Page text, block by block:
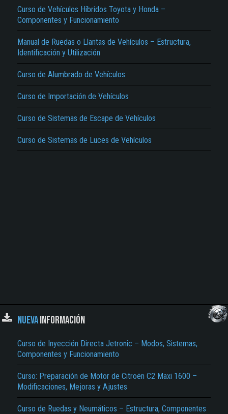
Curso de Vehículos Híbridos Toyota y Honda –
Componentes y Funcionamiento
Manual de Ruedas o Llantas de Vehículos – Estructura,
Identificación y Utilización
Curso de Alumbrado de Vehículos
Curso de Importación de Vehículos
Curso de Sistemas de Escape de Vehículos
Curso de Sistemas de Luces de Vehículos
NUEVAINFORMACIÓN
Curso de Inyección Directa Jetronic – Modos, Sistemas,
Componentes y Funcionamiento
Curso: Preparación de Motor de Citroën C2 Maxi 1600 –
Modificaciones, Mejoras y Ajustes
Curso de Ruedas y Neumáticos – Estructura, Componentes
El Título es incorrecto según el contenido.
Texto o Imagen de portada son erróneos.
Reportar otro tipo de error...